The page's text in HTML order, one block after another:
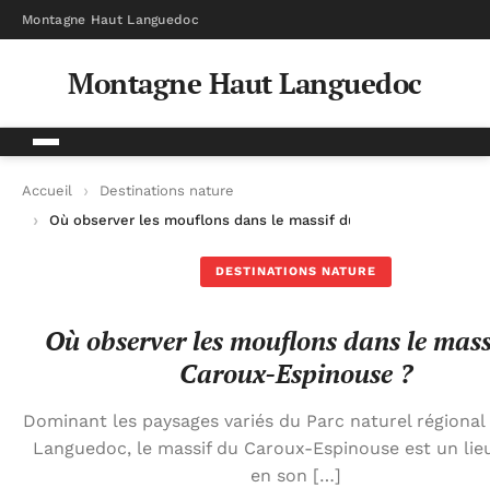
Montagne Haut Languedoc
Montagne Haut Languedoc
Accueil
Destinations nature
Où observer les mouflons dans le massif du Caroux-Espinouse
DESTINATIONS NATURE
Où observer les mouflons dans le
Caroux-Espinouse ?
Dominant les paysages variés du Parc naturel
Languedoc, le massif du Caroux-Espinouse est un
en son […]